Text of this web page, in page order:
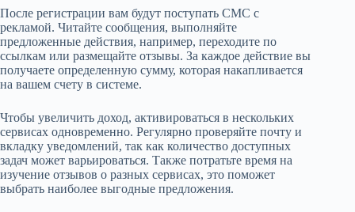
После регистрации вам будут поступать СМС с
рекламой. Читайте сообщения, выполняйте
предложенные действия, например, переходите по
ссылкам или размещайте отзывы. За каждое действие вы
получаете определенную сумму, которая накапливается
на вашем счету в системе.
Чтобы увеличить доход, активироваться в нескольких
сервисах одновременно. Регулярно проверяйте почту и
вкладку уведомлений, так как количество доступных
задач может варьироваться. Также потратьте время на
изучение отзывов о разных сервисах, это поможет
выбрать наиболее выгодные предложения.